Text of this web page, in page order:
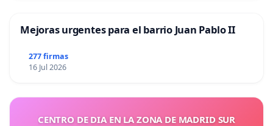
Mejoras urgentes para el barrio Juan Pablo II
277 firmas
16 Jul 2026
CENTRO DE DIA EN LA ZONA DE MADRID SUR